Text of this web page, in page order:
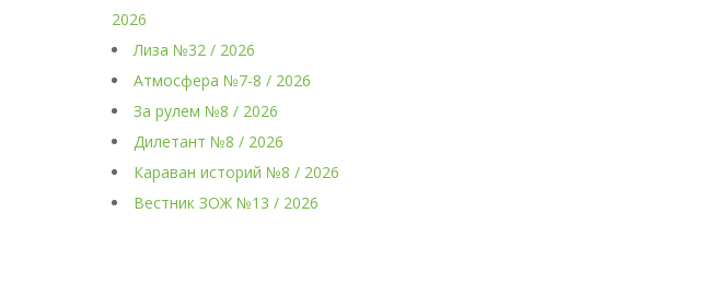
2026
Лиза №32 / 2026
Атмосфера №7-8 / 2026
За рулем №8 / 2026
Дилетант №8 / 2026
Караван историй №8 / 2026
Вестник ЗОЖ №13 / 2026